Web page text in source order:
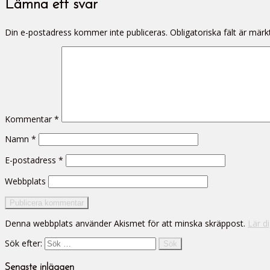
Lämna ett svar
Din e-postadress kommer inte publiceras. Obligatoriska fält är
Kommentar *
Namn *
E-postadress *
Webbplats
Denna webbplats använder Akismet för att minska skräppost. Lär
Sök efter:
Senaste inläggen